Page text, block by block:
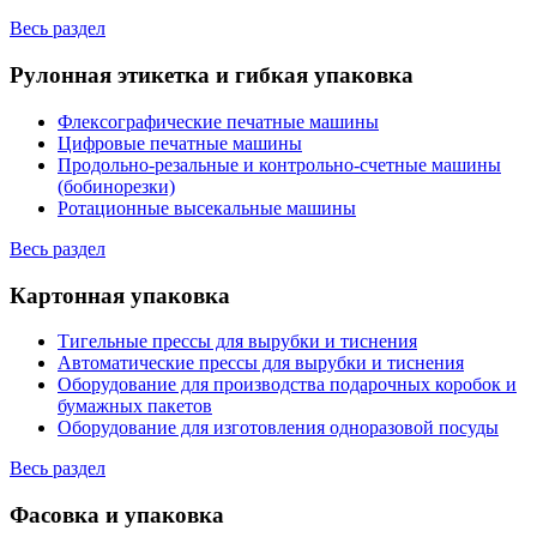
Весь раздел
Рулонная этикетка и гибкая упаковка
Флексографические печатные машины
Цифровые печатные машины
Продольно-резальные и контрольно-счетные машины
(бобинорезки)
Ротационные высекальные машины
Весь раздел
Картонная упаковка
Тигельные прессы для вырубки и тиснения
Автоматические прессы для вырубки и тиснения
Оборудование для производства подарочных коробок и
бумажных пакетов
Оборудование для изготовления одноразовой посуды
Весь раздел
Фасовка и упаковка